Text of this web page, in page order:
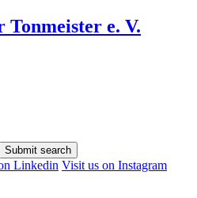
Tonmeister e. V.
Submit search
Linkedin Visit us on Instagram